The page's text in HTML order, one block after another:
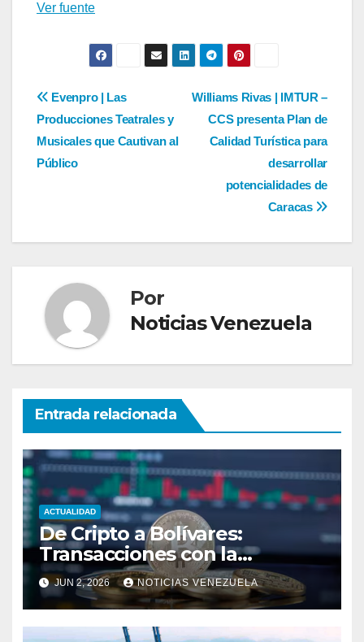
Ver fuente
Navegación
de
entradas
Williams Rivas | IMTUR –
CCS presenta Plan de
Calidad Turística para
desarrollar
potencialidades de
Caracas
Evenpro | Las
Producciones Teatrales y
Musicales que Cautivan al
Público
Por
Noticias Venezuela
Entrada relacionada
ACTUALIDAD
De Cripto a Bolívares:
Transacciones con la
Tecnología de
Bancaamigable
JUN 2, 2026 NOTICIAS VENEZUELA